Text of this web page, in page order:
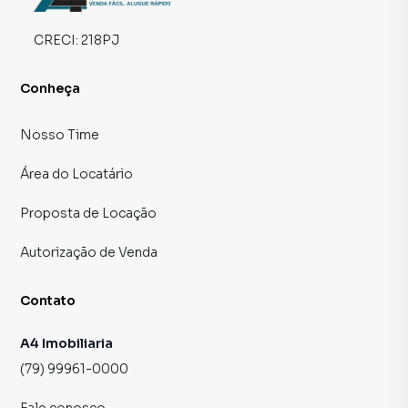
CRECI: 218PJ
Conheça
Nosso Time
Área do Locatário
Proposta de Locação
Autorização de Venda
Contato
A4 Imobiliaria
(79) 99961-0000